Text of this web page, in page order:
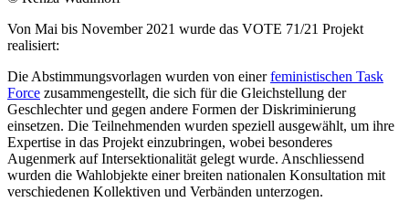
Von Mai bis November 2021 wurde das VOTE 71/21 Projekt
realisiert:
Die Abstimmungsvorlagen wurden von einerfeministischen Task
Force zusammengestellt, die sich für die Gleichstellung der
Geschlechter und gegen andere Formen der Diskriminierung
einsetzen. Die Teilnehmenden wurden speziell ausgewählt, um ihre
Expertise in das Projekt einzubringen, wobei besonderes
Augenmerk auf Intersektionalität gelegt wurde. Anschliessend
wurden die Wahlobjekte einer breiten nationalen Konsultation mit
verschiedenen Kollektiven und Verbänden unterzogen.